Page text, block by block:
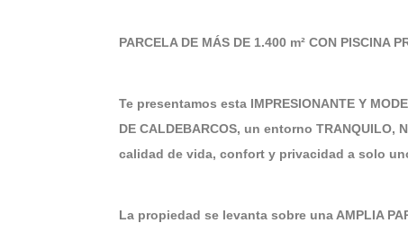
PARCELA DE MÁS DE 1.400 m² CON PISCINA
Te presentamos esta IMPRESIONANTE Y
DE CALDEBARCOS, un entorno TRANQUILO,
calidad de vida, confort y privacidad a solo
La propiedad se levanta sobre una AMPLIA